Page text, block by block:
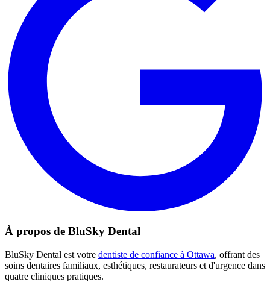
À propos de BluSky Dental
BluSky Dental est votre dentiste de confiance à Ottawa, offrant des
soins dentaires familiaux, esthétiques, restaurateurs et d'urgence dans
quatre cliniques pratiques.